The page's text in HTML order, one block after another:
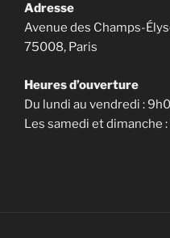
Adresse
Avenue des Champs-
75008, Paris
Heures d’ouverture
Du lundi au vendredi :
Les samedi et dimanche